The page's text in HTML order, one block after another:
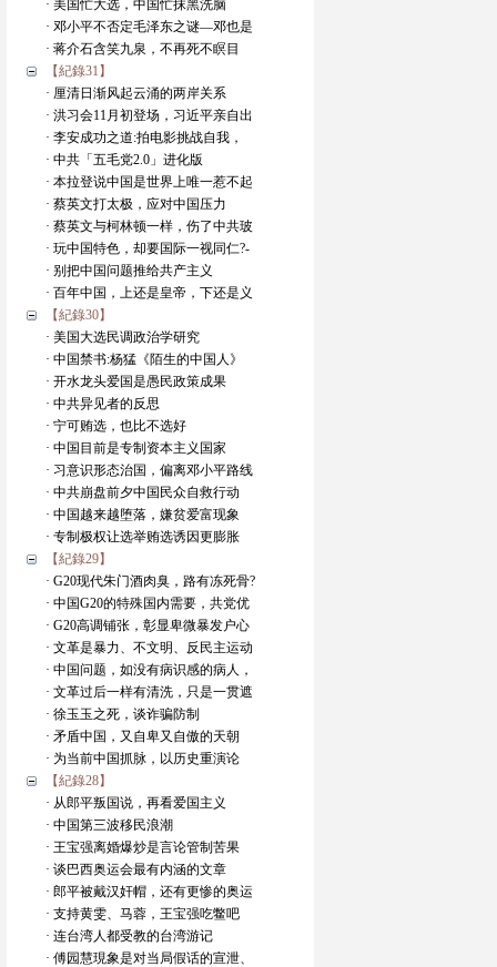
· 美国忙大选，中国忙抹黑洗脑
· 邓小平不否定毛泽东之谜—邓也是
· 蒋介石含笑九泉，不再死不瞑目
【紀錄31】
· 厘清日渐风起云涌的两岸关系
· 洪习会11月初登场，习近平亲自出
· 李安成功之道:拍电影挑战自我，
· 中共「五毛党2.0」进化版
· 本拉登说中国是世界上唯一惹不起
· 蔡英文打太极，应对中国压力
· 蔡英文与柯林顿一样，伤了中共玻
· 玩中国特色，却要国际一视同仁?-
· 别把中国问题推给共产主义
· 百年中国，上还是皇帝，下还是义
【紀錄30】
· 美国大选民调政治学研究
· 中国禁书:杨猛《陌生的中国人》
· 开水龙头爱国是愚民政策成果
· 中共异见者的反思
· 宁可贿选，也比不选好
· 中国目前是专制资本主义国家
· 习意识形态治国，偏离邓小平路线
· 中共崩盘前夕中国民众自救行动
· 中国越来越堕落，嫌贫爱富现象
· 专制极权让选举贿选诱因更膨胀
【紀錄29】
· G20现代朱门酒肉臭，路有冻死骨?
· 中国G20的特殊国内需要，共党优
· G20高调铺张，彰显卑微暴发户心
· 文革是暴力、不文明、反民主运动
· 中国问题，如没有病识感的病人，
· 文革过后一样有清洗，只是一贯遮
· 徐玉玉之死，谈诈骗防制
· 矛盾中国，又自卑又自傲的天朝
· 为当前中国抓脉，以历史重演论
【紀錄28】
· 从郎平叛国说，再看爱国主义
· 中国第三波移民浪潮
· 王宝强离婚爆炒是言论管制苦果
· 谈巴西奥运会最有内涵的文章
· 郎平被戴汉奸帽，还有更惨的奥运
· 支持黄雯、马蓉，王宝强吃鳖吧
· 连台湾人都受教的台湾游记
· 傅园慧現象是对当局假话的宣泄、